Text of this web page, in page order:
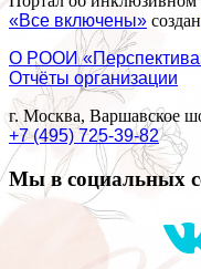
«Все включены» создан
О РООИ
Отчёты организации
г. Москва, Варшавское
+7 (495) 725-39-82
Мы в социальных